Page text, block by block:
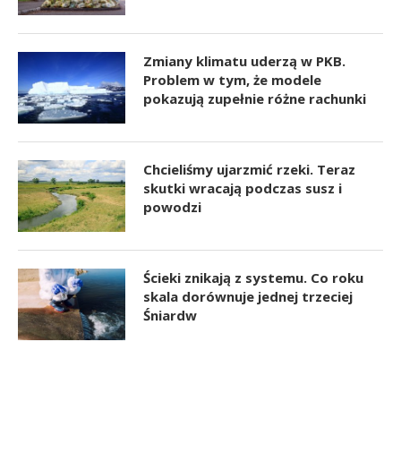
Zmiany klimatu uderzą w PKB.
Problem w tym, że modele
pokazują zupełnie różne rachunki
Chcieliśmy ujarzmić rzeki. Teraz
skutki wracają podczas susz i
powodzi
Ścieki znikają z systemu. Co roku
skala dorównuje jednej trzeciej
Śniardw